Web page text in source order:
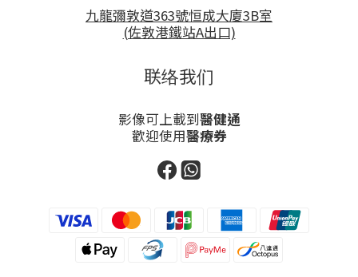
九龍彌敦道363號恒成大廈3B室
(佐敦港鐵站A出口)
联络我们
影像可上載到醫健通
歡迎使用醫療券